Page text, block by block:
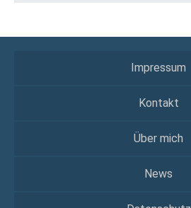
Impressum
Kontakt
Über mich
News